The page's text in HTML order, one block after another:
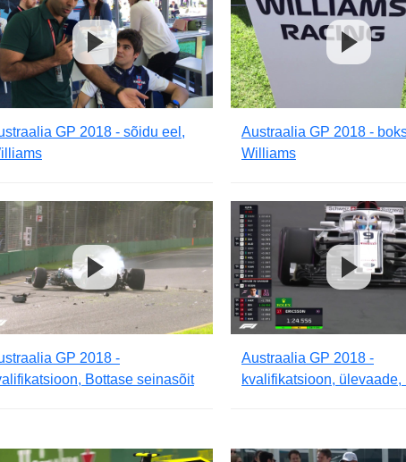
GP 2018 - sõidu eel,
Austraalia GP 2018 -
Williams
GP 2018 -
Bottase seinasõit
Austraalia GP 2018 -
kvalifikatsioon, ülevaade,